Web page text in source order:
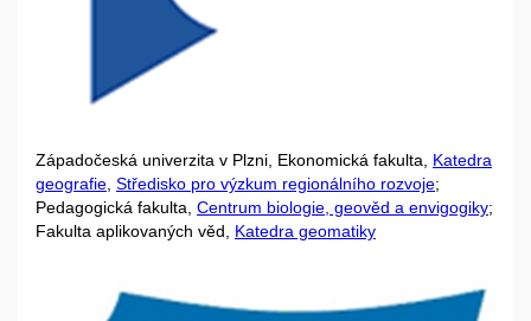
Západočeská univerzita v Plzni, Ekonomická fakulta, Katedra
geografie Středisko pro výzkum regionálního rozvoje;
Pedagogická fakulta, Centrum biologie, geověd a envigogiky;
Fakulta aplikovaných věd, Katedra geomatiky